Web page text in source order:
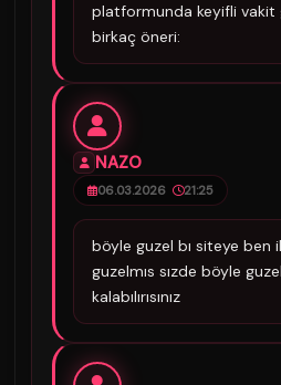
platformunda keyifli vakit
birkaç öneri:
NAZO
06.03.2026 21:25
böyle guzel bı siteye ben
guzelmıs sızde böyle
kalabılırısınız